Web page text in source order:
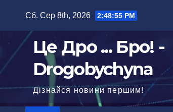
Сб. Сер 8th, 2026 2:48:56 PM
Це Дро ... Бро! -
Drogobychyna
Дізнайся новини першим!